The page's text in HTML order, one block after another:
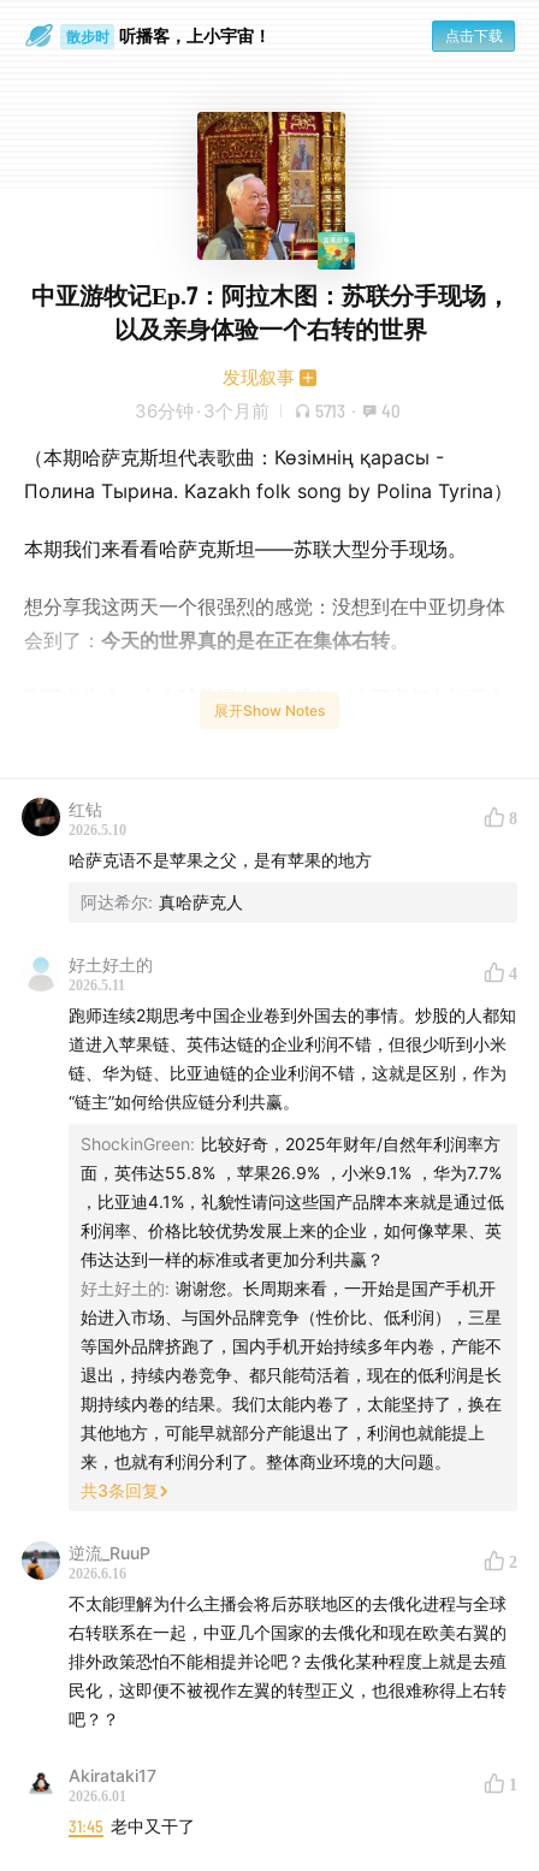
散步时 听播客，上小宇宙！ 点击下载
中亚游牧记Ep.7：阿拉木图：苏联分手现场，
以及亲身体验一个右转的世界
发现叙事
36分钟 · 3个月前 5713 · 40
（本期哈萨克斯坦代表歌曲：Көзімнің қарасы -
Полина Тырина. Kazakh folk song by Polina Tyrina）
本期我们来看看哈萨克斯坦——苏联大型分手现场。
想分享我这两天一个很强烈的感觉：没想到在中亚切身体
会到了： 今天的世界真的是在正在集体右转。
到现在为止，在全球范围内，几乎每一个国家都在加强本
尔多安、匈牙利的欧尔班、以色列的内塔尼亚胡、阿根廷
的米莱，到欧洲那些迅速崛起的极右翼政党——AfD、法
国国民联盟、意大利兄弟党——你能在一个又一个国家看
到完全相似的剧本：“我们必须先照顾自己人。”“外来文化
这股浪潮是集体性的，不是任何一个领导人单独制造出来
的。而中亚也是如此，他们的方式是去俄化，去俄罗斯
化。比如我们看哈萨克斯坦的例子。
BGM：Көзімнің қарасы - Полина Тырина. Kazakh
folk song by Polina Tyrina
时间戳：
阿拉木图：能看见天山的城市，"苹果之父"
苏联的终点站
独联体里最有趣的成员:摩尔多瓦与"德左"
金衣人、草原黄金和 28 烈士传说
全世界都在集体右转:从 MAGA 到中亚,看中亚五国如
20:00
为什么中亚国家通胀率这么高?(12% 通胀 + 18% 利
30:00 本地中小企业又被卷了
展开Show Notes
红钻
2026.5.10
8
哈萨克语不是苹果之父，是有苹果的地方
阿达希尔: 真哈萨克人
好土好土的
2026.5.11
4
跑师连续2期思考中国企业卷到外国去的事情。炒股的人都知
道进入苹果链、英伟达链的企业利润不错，但很少听到小米
链、华为链、比亚迪链的企业利润不错，这就是区别，作为
“链主”如何给供应链分利共赢。
ShockinGreen: 比较好奇，2025年财年/自然年利润率方
面，英伟达55.8% ，苹果26.9% ，小米9.1% ，华为7.7%
，比亚迪4.1%，礼貌性请问这些国产品牌本来就是通过低
利润率、价格比较优势发展上来的企业，如何像苹果、英
伟达达到一样的标准或者更加分利共赢？
好土好土的: 谢谢您。长周期来看，一开始是国产手机开
始进入市场、与国外品牌竞争（性价比、低利润），三星
等国外品牌挤跑了，国内手机开始持续多年内卷，产能不
退出，持续内卷竞争、都只能苟活着，现在的低利润是长
期持续内卷的结果。我们太能内卷了，太能坚持了，换在
其他地方，可能早就部分产能退出了，利润也就能提上
来，也就有利润分利了。整体商业环境的大问题。
共3条回复
逆流_RuuP
2026.6.16
2
不太能理解为什么主播会将后苏联地区的去俄化进程与全球
右转联系在一起，中亚几个国家的去俄化和现在欧美右翼的
排外政策恐怕不能相提并论吧？去俄化某种程度上就是去殖
民化，这即便不被视作左翼的转型正义，也很难称得上右转
吧？？
Akirataki17
2026.6.01
1
31:45 老中又干了